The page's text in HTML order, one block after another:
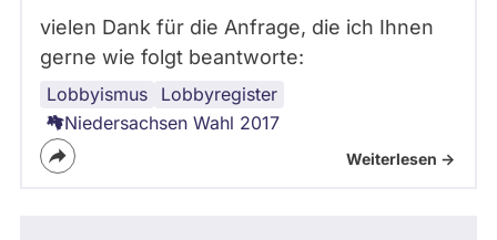
vielen Dank für die Anfrage, die ich Ihnen
gerne wie folgt beantworte:
Lobbyismus Lobbyregister
Transparenz
Niedersachsen Wahl 2017
Weiterlesen ->